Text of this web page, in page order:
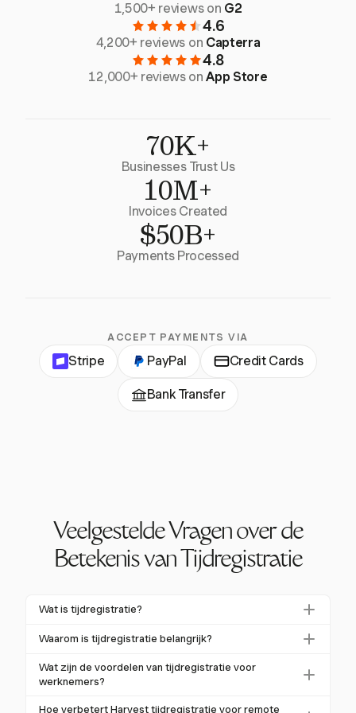
1,500+ reviews on G2
4.6
4,200+ reviews on Capterra
4.8
12,000+ reviews onApp Store
70K+
Businesses Trust Us
10M+
Invoices Created
$50B+
Payments Processed
ACCEPT PAYMENTS VIA
Stripe PayPal Credit Cards
Bank Transfer
Veelgestelde Vragen over de
Betekenis van Tijdregistratie
Wat is tijdregistratie?
Tijdregistratie is het proces van het vastleggen van de
activiteiten wordt besteed. Het helpt bij het beheren
van productiviteit, het waarborgen van naleving en
het bieden van nauwkeurige facturering.
Waarom is tijdregistratie belangrijk?
Tijdregistratie is cruciaal voor nauwkeurige
loonadministratie, het verhogen van productiviteit en
Wat zijn de voordelen van tijdregistratie voor
werknemers?
Voor werknemers zorgt tijdregistratie voor eerlijke
Hoe verbetert Harvest tijdregistratie voor remote